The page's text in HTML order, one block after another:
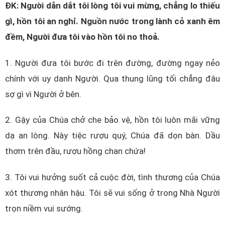
ĐK: Người dẫn dắt tôi lòng tôi vui mừng, chẳng lo thiếu
gì, hồn tôi an nghỉ. Nguồn nước trong lành cỏ xanh êm
đềm, Người đưa tôi vào hồn tôi no thoả.
1. Người đưa tôi bước đi trên đường, đường ngay nẻo
chính với uy danh Người. Qua thung lũng tối chẳng đâu
sợ gì vì Người ở bên.
2. Gậy của Chúa chở che bảo vệ, hồn tôi luôn mãi vững
dạ an lòng. Này tiệc rượu quý, Chúa đã dọn bàn. Dầu
thơm trên đầu, rượu hồng chan chứa!
3. Tôi vui hưởng suốt cả cuộc đời, tình thương của Chúa
xót thương nhân hậu. Tôi sẽ vui sống ở trong Nhà Người
trọn niềm vui sướng.